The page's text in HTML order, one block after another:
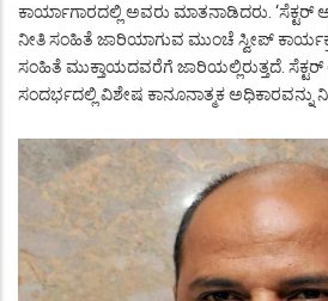
ಕಾರ್ಯಾಗಾರದಲ್ಲಿ ಅವರು ಮಾತನಾಡಿದರು.
ನೀತಿ ಸಂಹಿತೆ ಜಾರಿಯಾಗುವ ಮುಂಚೆ ಸ್ವೀಪ್
ಸಂಹಿತೆ ಮುಕ್ತಾಯದವರೆಗೆ ಜಾರಿಯಲ್ಲಿರುತ್ತದೆ.
ಸಂದರ್ಭದಲ್ಲಿ ವಿಶೇಷ ಕಾನೂನಾತ್ಮಕ ಅಧಿಕಾರವನ್ನು